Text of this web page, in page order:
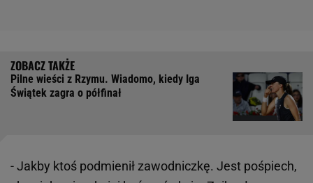
Pilne wieści z Rzymu. Wiadomo, kiedy Iga
Świątek zagra o półfinał
- Jakby ktoś podmienił zawodniczkę. Jest pośpiech,